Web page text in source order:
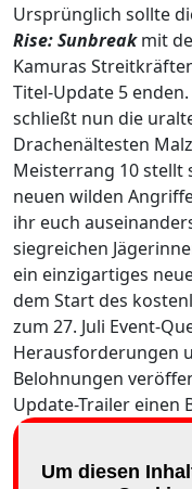
Ursprünglich sollte
Rise: Sunbreak mit
Kamuras
Titel-Update 5
schließt nun die
Drachenältesten
Meisterrang 10 stellt
neuen wilden
ihr euch
siegreichen
ein einzigartiges
dem Start des
zum 27. Juli Event-
Herausforderungen
Belohnungen
Update-Trailer einen